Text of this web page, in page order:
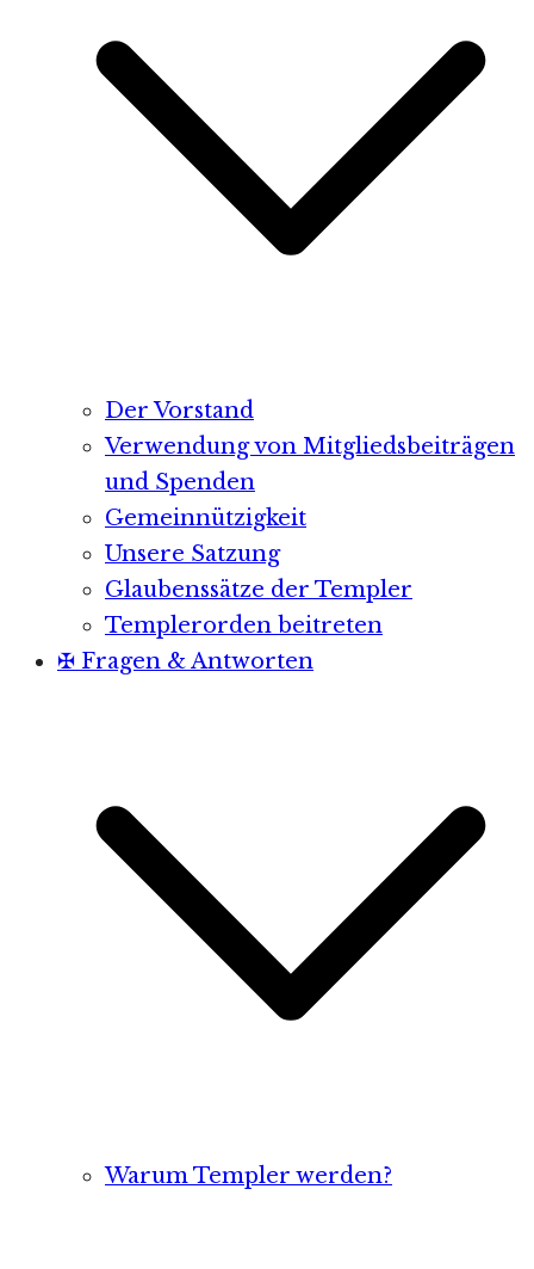
Der Vorstand
Verwendung von Mitgliedsbeiträgen
und Spenden
Gemeinnützigkeit
Unsere Satzung
Glaubenssätze der Templer
Templerorden beitreten
✠ Fragen & Antworten
Warum Templer werden?